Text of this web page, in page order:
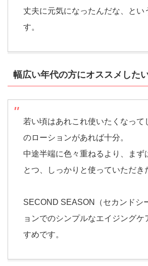
丈夫に元気になったんだな、とい
す。
幅広い年代の方にオススメした
若い頃はあれこれ使いたくなって
のローションがあれば十分。
中途半端に色々重ねるより、まず
とつ、しっかりと使っていただき
SECOND SEASON（セカンドシ
ョンでのシンプルなエイジングケ
すめです。